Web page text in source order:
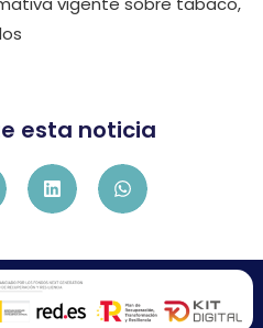
esta noticia